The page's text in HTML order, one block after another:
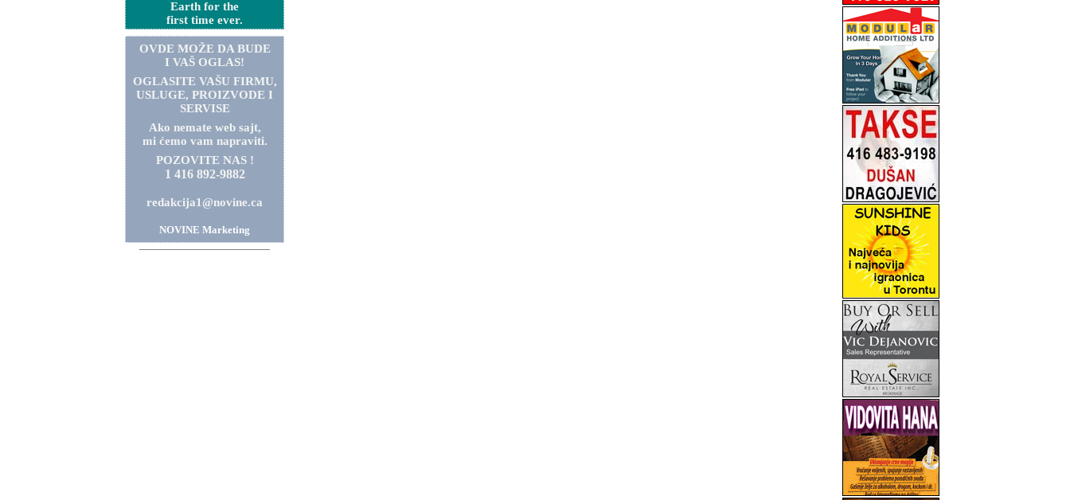
Earth for the
first time ever.
OVDE MOŽE DA BUDE
I VAŠ OGLAS!
OGLASITE VAŠU FIRMU,
USLUGE, PROIZVODE I
SERVISE
Ako nemate web sajt,
mi ćemo vam napraviti.
POZOVITE NAS !
1 416 892-9882
redakcija1@novine.ca
NOVINE Marketing